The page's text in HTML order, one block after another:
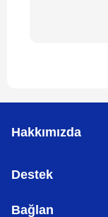
Hakkımızda
Destek
Bağlan